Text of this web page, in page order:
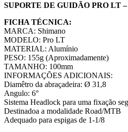
SUPORTE DE GUIDÃO PRO LT
FICHA TÉCNICA:
MARCA: Shimano
MODELO: Pro LT
MATERIAL: Alumínio
PESO: 155g (Aproximadamente)
TAMANHO: 100mm
INFORMAÇÕES ADICIONAIS:
Diamêtro da abraçadeira: Ø 31,8
Angulo: 6°
Sistema Headlock para uma fixação
Destinadoa a modalidade Road/MTB
Adequado para espigas de 1-1/8